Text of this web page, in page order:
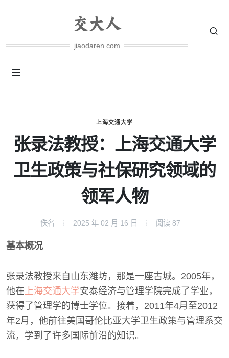
jiaodaren.com
上海交通大学
张录法教授：上海交通大学
卫生政策与社保研究领域的
领军人物
佚名 2025 年 02 月 16 日 阅读 87
基本概况
张录法教授来自山东潍坊，那是一座古城。2005年，
他在上海交通大学安泰经济与管理学院完成了学业，
获得了管理学的博士学位。接着，2011年4月至2012
年2月，他前往美国哥伦比亚大学卫生政策与管理系交
流，学到了许多国际前沿的知识。